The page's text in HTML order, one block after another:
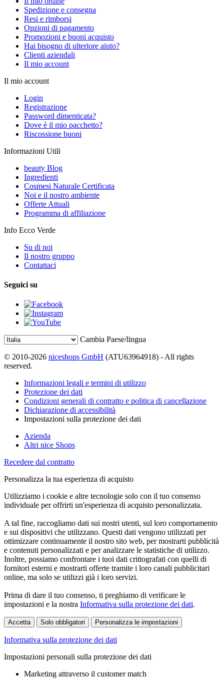
Spedizione e consegna
Resi e rimborsi
Opzioni di pagamento
Promozioni e buoni acquisto
Hai bisogno di ulteriore aiuto?
Clienti aziendali
Il mio account
Il mio account
Login
Registrazione
Password dimenticata?
Dove è il mio pacchetto?
Riscossione buoni
Informazioni Utili
beauty Blog
Ingredienti
Cosmesi Naturale Certificata
Noi e il nostro ambiente
Offerte Attuali
Programma di affiliazione
Info Ecco Verde
Su di noi
Il nostro gruppo
Contattaci
Seguici su
Cambia Paese/lingua
© 2010-2026 niceshops GmbH (ATU63964918) - All rights
reserved.
Informazioni legali e termini di utilizzo
Protezione dei dati
Condizioni generali di contratto e politica di cancellazione
Dichiarazione di accessibilità
Impostazioni sulla protezione dei dati
Azienda
Altri nice Shops
Recedere dal contratto
Personalizza la tua esperienza di acquisto
Utilizziamo i cookie e altre tecnologie solo con il tuo consenso
individuale per offrirti un'esperienza di acquisto personalizzata.
A tal fine, raccogliamo dati sui nostri utenti, sul loro comportamento
e sui dispositivi che utilizzano. Questi dati vengono utilizzati per
ottimizzare continuamente il nostro sito web, per mostrarti pubblicità
e contenuti personalizzati e per analizzare le statistiche di utilizzo.
Inoltre, possiamo confrontare i tuoi dati crittografati con quelli di
fornitori esterni e mostrarti offerte tramite i loro canali pubblicitari
online, ma solo se utilizzi già i loro servizi.
Prima di dare il tuo consenso, ti preghiamo di verificare le
impostazioni e la nostra Informativa sulla protezione dei dati.
Accetta Solo obbligatori Personalizza le impostazioni
Informativa sulla protezione dei dati
Impostazioni personali sulla protezione dei dati
Marketing attraverso il customer match